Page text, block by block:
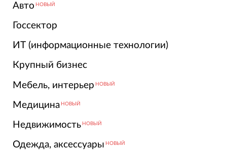
Авто НОВЫЙ
Госсектор
ИТ (информационные технологии)
Крупный бизнес
Мебель, интерьер НОВЫЙ
Медицина НОВЫЙ
Недвижимость НОВЫЙ
Одежда, аксессуары НОВЫЙ